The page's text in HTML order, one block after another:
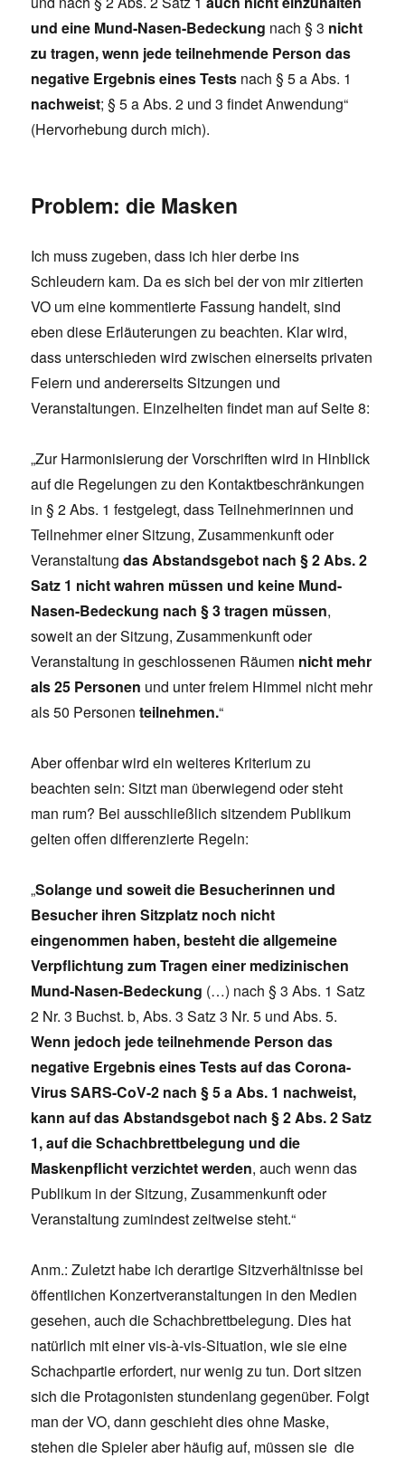
und eine Mund-Nasen-Bedeckung nach § 3 nicht
zu tragen, wenn jede teilnehmende Person das
negative Ergebnis eines Tests nach § 5 a Abs. 1
nachweist; § 5 a Abs. 2 und 3 findet Anwendung“
(Hervorhebung durch mich).
Problem: die Masken
Ich muss zugeben, dass ich hier derbe ins
Schleudern kam. Da es sich bei der von mir zitierten
VO um eine kommentierte Fassung handelt, sind
eben diese Erläuterungen zu beachten. Klar wird,
dass unterschieden wird zwischen einerseits privaten
Feiern und andererseits Sitzungen und
Veranstaltungen. Einzelheiten findet man auf Seite 8:
„Zur Harmonisierung der Vorschriften wird in Hinblick
auf die Regelungen zu den Kontaktbeschränkungen
in § 2 Abs. 1 festgelegt, dass Teilnehmerinnen und
Teilnehmer einer Sitzung, Zusammenkunft oder
Veranstaltungdas Abstandsgebot nach § 2 Abs. 2
Satz 1 nicht wahren müssen und keine Mund-
Nasen-Bedeckung nach § 3 tragen müssen,
soweit an der Sitzung, Zusammenkunft oder
Veranstaltung in geschlossenen Räumen nicht mehr
als 25 Personen und unter freiem Himmel nicht mehr
als 50 Personenteilnehmen.“
Aber offenbar wird ein weiteres Kriterium zu
beachten sein: Sitzt man überwiegend oder steht
man rum? Bei ausschließlich sitzendem Publikum
gelten offen differenzierte Regeln:
„Solange und soweit die Besucherinnen und
Besucher ihren Sitzplatz noch nicht
eingenommen haben, besteht die allgemeine
Verpflichtung zum Tragen einer medizinischen
Mund-Nasen-Bedeckung (…) nach § 3 Abs. 1 Satz
2 Nr. 3 Buchst. b, Abs. 3 Satz 3 Nr. 5 und Abs. 5.
Wenn jedoch jede teilnehmende Person das
negative Ergebnis eines Tests auf das Corona-
Virus SARS-CoV-2 nach § 5 a Abs. 1 nachweist,
kann auf das Abstandsgebot nach § 2 Abs. 2 Satz
1, auf die Schachbrettbelegung und die
Maskenpflicht verzichtet werden, auch wenn das
Publikum in der Sitzung, Zusammenkunft oder
Veranstaltung zumindest zeitweise steht.“
Anm.: Zuletzt habe ich derartige Sitzverhältnisse bei
öffentlichen Konzertveranstaltungen in den Medien
gesehen, auch die Schachbrettbelegung. Dies hat
natürlich mit einer vis-à-vis-Situation, wie sie eine
Schachpartie erfordert, nur wenig zu tun. Dort sitzen
sich die Protagonisten stundenlang gegenüber. Folgt
man der VO, dann geschieht dies ohne Maske,
stehen die Spieler aber häufig auf, müssen sie die